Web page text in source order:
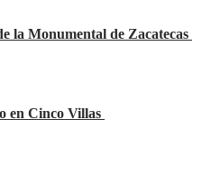
la Monumental de Zacatecas
en Cinco Villas